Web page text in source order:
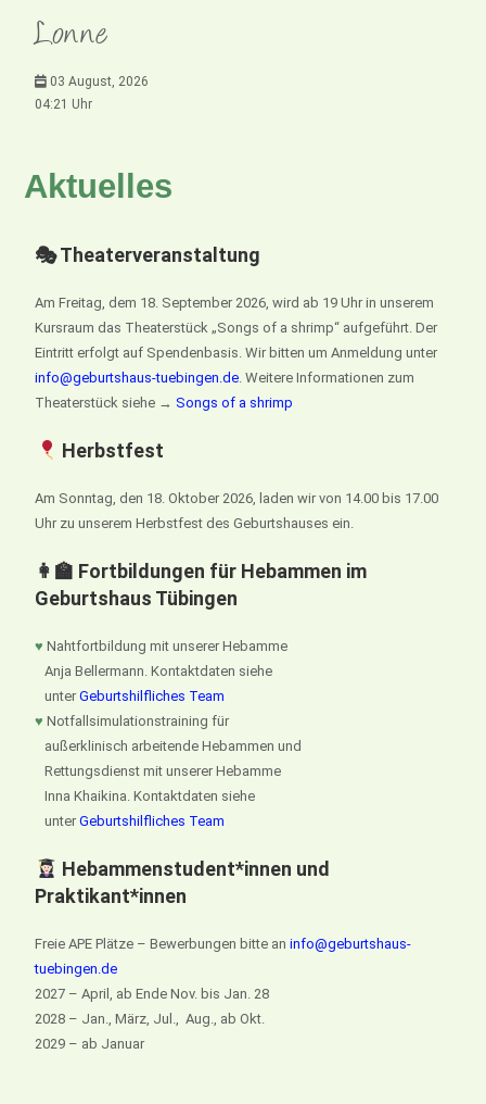
Lonne
03 August, 2026
04:21 Uhr
Aktuelles
🎭 Theaterveranstaltung
Am Freitag, dem 18. September 2026, wird ab 19 Uhr in unserem
Kursraum das Theaterstück „Songs of a shrimp“ aufgeführt. Der
Eintritt erfolgt auf Spendenbasis. Wir bitten um Anmeldung unter
info@geburtshaus-tuebingen.de. Weitere Informationen zum
Theaterstück siehe →Songs of a shrimp
Herbstfest
Am Sonntag, den 18. Oktober 2026, laden wir von 14.00 bis 17.00
Uhr zu unserem Herbstfest des Geburtshauses ein.
👩‍🏫 Fortbildungen für Hebammen im
Geburtshaus Tübingen
♥ Nahtfortbildung mit unserer Hebamme
Anja Bellermann. Kontaktdaten siehe
unterGeburtshilfliches Team
♥ Notfallsimulationstraining für
außerklinisch arbeitende Hebammen und
Rettungsdienst mit unserer Hebamme
Inna Khaikina. Kontaktdaten siehe
unterGeburtshilfliches Team
Hebammenstudent*innen und
Praktikant*innen
Freie APE Plätze – Bewerbungen bitte aninfo@geburtshaus-
tuebingen.de
2027 – April, ab Ende Nov. bis Jan. 28
2028 – Jan., März, Jul., Aug., ab Okt.
2029 – ab Januar